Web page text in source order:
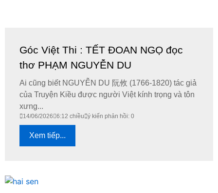
Góc Việt Thi : TẾT ĐOAN NGỌ đọc
thơ PHẠM NGUYỄN DU
Ai cũng biết NGUYỄN DU 阮攸 (1766-1820) tác giả
của Truyện Kiều được người Việt kính trọng và tôn
xưng...
14/06/2026 6:12 chiều ý kiến phản hồi: 0
Xem tiếp...